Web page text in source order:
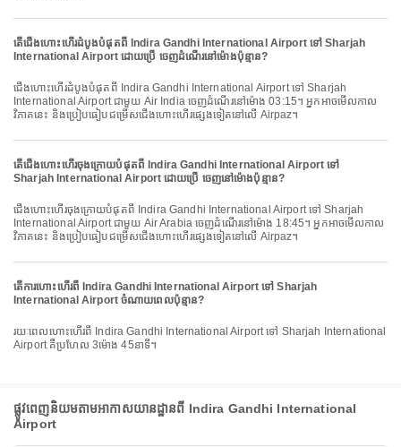
តើជើងហោះហើរដំបូងបំផុតពី Indira Gandhi International Airport ទៅ Sharjah
International Airport ដោយប្រើ ចេញដំណើរនៅម៉ោងប៉ុន្មាន?
ជើងហោះហើរដំបូងបំផុតពី Indira Gandhi International Airport ទៅ Sharjah
International Airport ជាមួយ Air India ចេញដំណើរនៅម៉ោង 03:15។ អ្នកអាចមើលកាល
វិភាគនេះ និងប្រៀបធៀបជម្រើសជើងហោះហើរផ្សេងទៀតនៅលើ Airpaz។
តើជើងហោះហើរចុងក្រោយបំផុតពី Indira Gandhi International Airport ទៅ
Sharjah International Airport ដោយប្រើ ចេញនៅម៉ោងប៉ុន្មាន?
ជើងហោះហើរចុងក្រោយបំផុតពី Indira Gandhi International Airport ទៅ Sharjah
International Airport ជាមួយ Air Arabia ចេញដំណើរនៅម៉ោង 18:45។ អ្នកអាចមើលកាល
វិភាគនេះ និងប្រៀបធៀបជម្រើសជើងហោះហើរផ្សេងទៀតនៅលើ Airpaz។
តើការហោះហើរពី Indira Gandhi International Airport ទៅ Sharjah
International Airport ចំណាយពេលប៉ុន្មាន?
រយៈពេលហោះហើរពី Indira Gandhi International Airport ទៅ Sharjah International
Airport គឺប្រហែល 3ម៉ោង 45នាទី។
ផ្លូវពេញនិយមតាមអាកាសយានដ្ឋានពី Indira Gandhi International
Airport